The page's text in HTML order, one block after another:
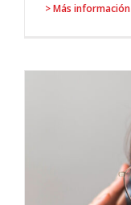
> Más información